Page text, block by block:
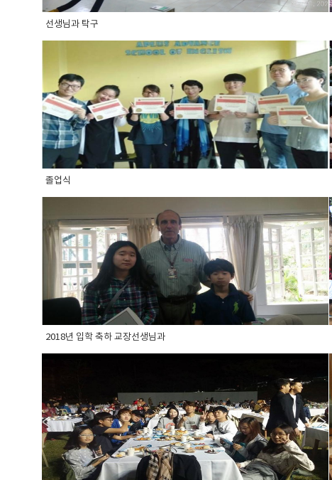
선생님과 탁구
졸업식
2018년 입학 축하 교장선생님과